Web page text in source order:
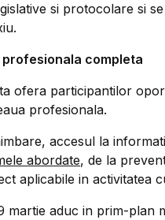
si protocolare si
completa
ofera participantilor
profesionala.
accesul la
abordate, de la
aplicabile in activitatea
aduc in prim-plan